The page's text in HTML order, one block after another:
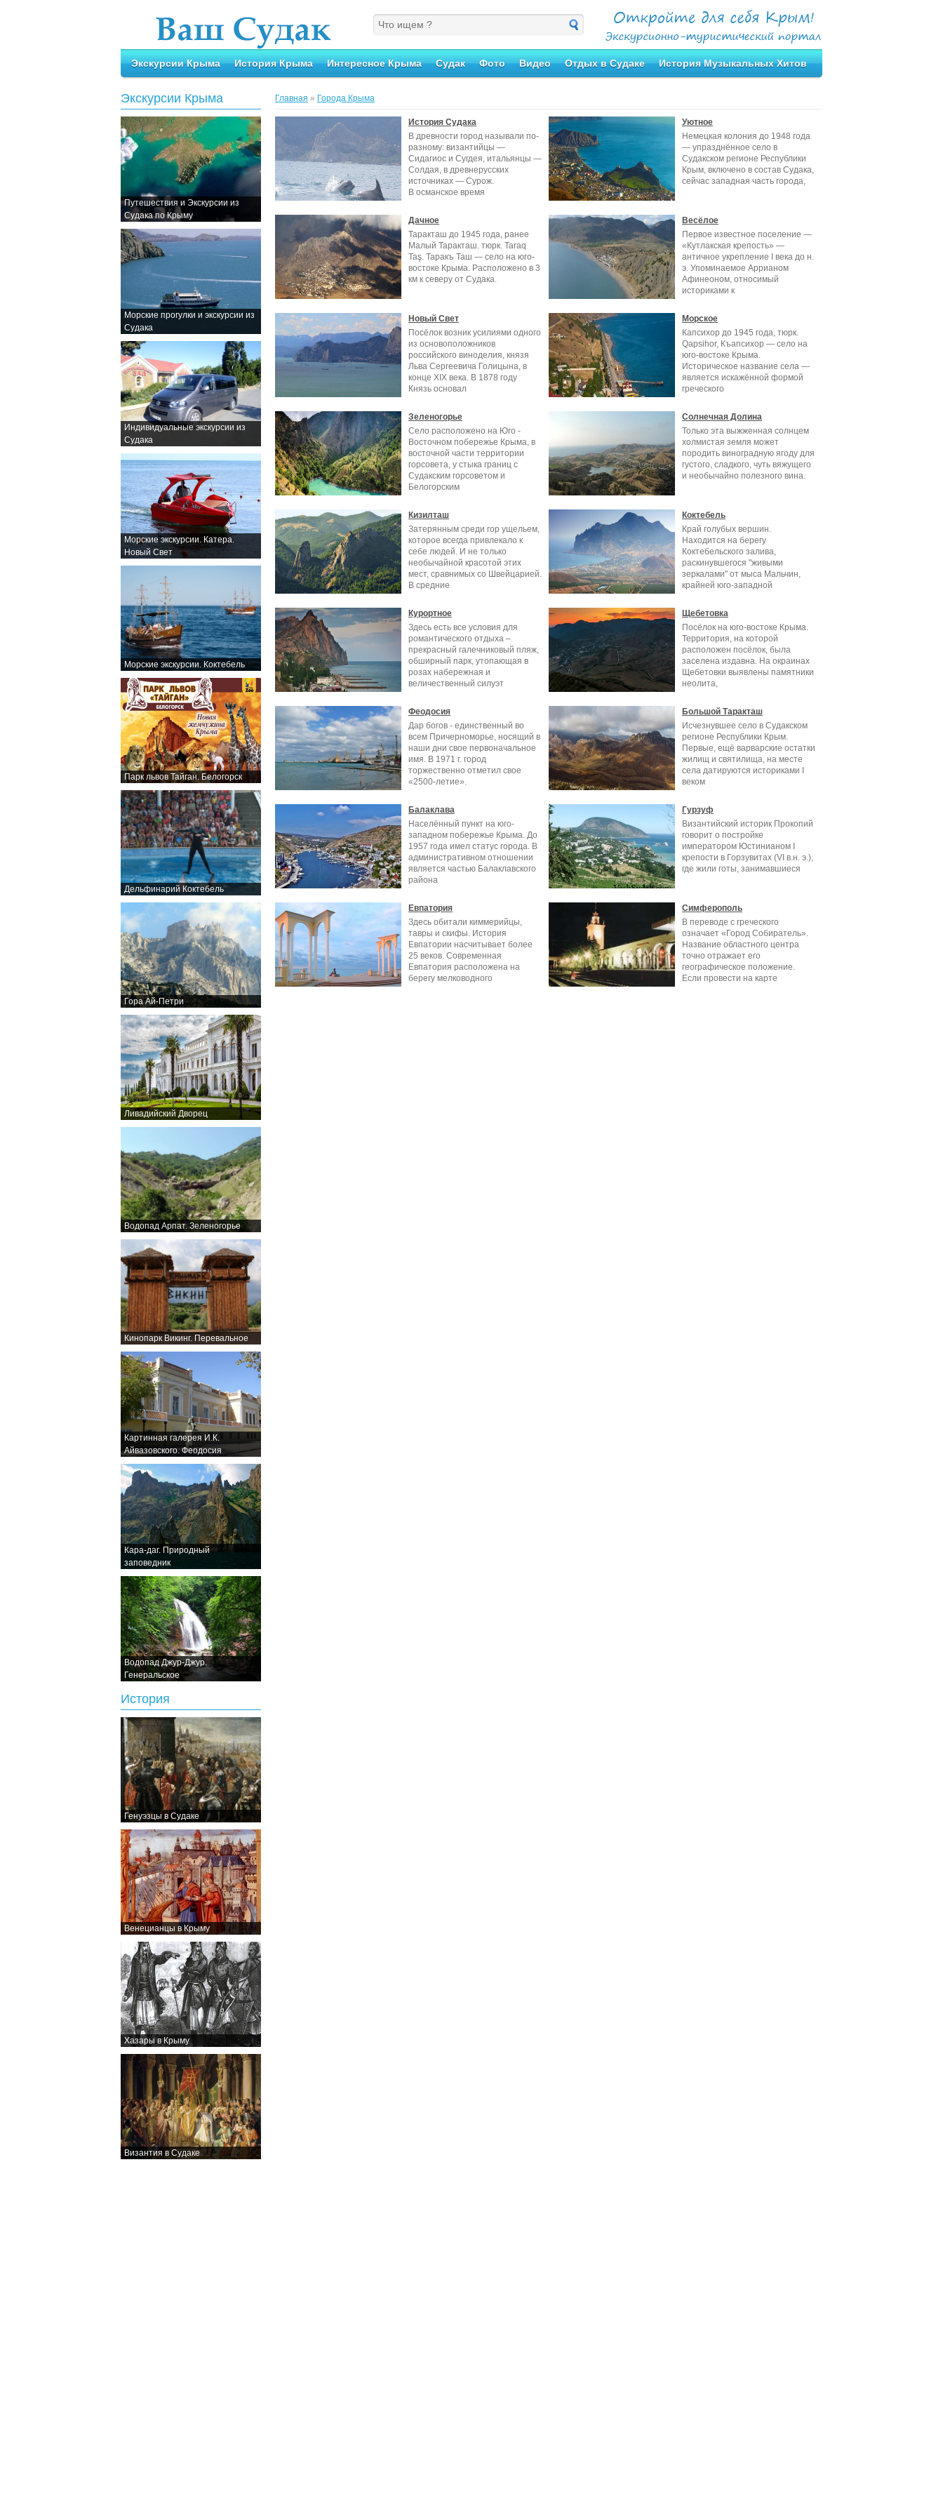
Экскурсии Крыма История Крыма Интересное Крыма Судак Фото Видео Отдых в Судаке История Музыкальных Хитов
Экскурсии Крыма
Путешествия и Экскурсии из
Судака по Крыму
Морские прогулки и экскурсии из
Судака
Индивидуальные экскурсии из
Судака
Морские экскурсии. Катера.
Новый Свет
Морские экскурсии. Коктебель
Парк львов Тайган. Белогорск
Дельфинарий Коктебель
Гора Ай-Петри
Ливадийский Дворец
Водопад Арпат. Зеленогорье
Кинопарк Викинг. Перевальное
Картинная галерея И.К.
Айвазовского. Феодосия
Кара-даг. Природный
заповедник
Водопад Джур-Джур.
Генеральское
История
Генуэзцы в Судаке
Венецианцы в Крыму
Хазары в Крыму
Византия в Судаке
Главная » Города Крыма
История Судака
В древности город называли по-
разному: византийцы —
Сидагиос и Сугдея, итальянцы —
Солдая, в древнерусских
источниках — Сурож.
В османское время
Уютное
Немецкая колония до 1948 года
— упразднённое село в
Судакском регионе Республики
Крым, включено в состав Судака,
сейчас западная часть города,
Дачное
Таракташ до 1945 года, ранее
Малый Таракташ. тюрк. Taraq
Taş. Таракъ Таш — село на юго-
востоке Крыма. Расположено в 3
км к северу от Судака.
Весёлое
Первое известное поселение —
«Кутлакская крепость» —
античное укрепление I века до н.
э. Упоминаемое Аррианом
Афинеоном, относимый
историками к
Новый Свет
Посёлок возник усилиями одного
из основоположников
российского виноделия, князя
Льва Сергеевича Голицына, в
конце XIX века. В 1878 году
Князь основал
Морское
Капсихор до 1945 года, тюрк.
Qapsihor, Къапсихор — село на
юго-востоке Крыма.
Историческое название села —
является искажённой формой
греческого
Зеленогорье
Село расположено на Юго -
Восточном побережье Крыма, в
восточной части территории
горсовета, у стыка границ с
Судакским горсоветом и
Белогорским
Солнечная Долина
Только эта выжженная солнцем
холмистая земля может
породить виноградную ягоду для
густого, сладкого, чуть вяжущего
и необычайно полезного вина.
Кизилташ
Затерянным среди гор ущельем,
которое всегда привлекало к
себе людей. И не только
необычайной красотой этих
мест, сравнимых со Швейцарией.
В средние
Коктебель
Край голубых вершин.
Находится на берегу
Коктебельского залива,
раскинувшегося "живыми
зеркалами" от мыса Мальчин,
крайней юго-западной
Курортное
Здесь есть все условия для
романтического отдыха –
прекрасный галечниковый пляж,
обширный парк, утопающая в
розах набережная и
величественный силуэт
Щебетовка
Посёлок на юго-востоке Крыма.
Территория, на которой
расположен посёлок, была
заселена издавна. На окраинах
Щебетовки выявлены памятники
неолита,
Феодосия
Дар богов - единственный во
всем Причерноморье, носящий в
наши дни свое первоначальное
имя. В 1971 г. город
торжественно отметил свое
«2500-летие».
Большой Таракташ
Исчезнувшее село в Судакском
регионе Республики Крым.
Первые, ещё варварские остатки
жилищ и святилища, на месте
села датируются историками I
веком
Балаклава
Населённый пункт на юго-
западном побережье Крыма. До
1957 года имел статус города. В
административном отношении
является частью Балаклавского
района
Гурзуф
Византийский историк Прокопий
говорит о постройке
императором Юстинианом I
крепости в Горзувитах (VI в.н. э.),
где жили готы, занимавшиеся
Евпатория
Здесь обитали киммерийцы,
тавры и скифы. История
Евпатории насчитывает более
25 веков. Современная
Евпатория расположена на
берегу мелководного
Симферополь
В переводе с греческого
означает «Город Собиратель».
Название областного центра
точно отражает его
географическое положение.
Если провести на карте